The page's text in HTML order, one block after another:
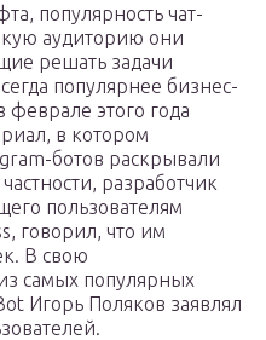
популярность чат-
аудиторию они
решать задачи
популярнее бизнес-
этого года
в котором
ботов раскрывали
разработчик
пользователям
говорил, что им
В свою
самых популярных
Игорь Поляков заявлял